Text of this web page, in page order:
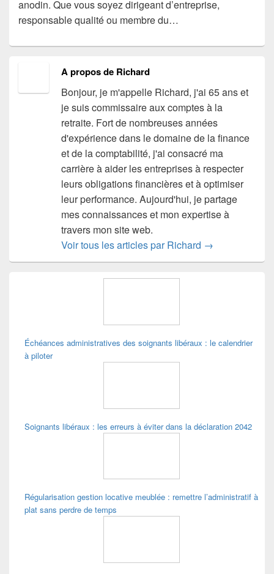
anodin. Que vous soyez dirigeant d’entreprise,
responsable qualité ou membre du…
A propos de Richard
Bonjour, je m'appelle Richard, j'ai 65 ans et
je suis commissaire aux comptes à la
retraite. Fort de nombreuses années
d'expérience dans le domaine de la finance
et de la comptabilité, j'ai consacré ma
carrière à aider les entreprises à respecter
leurs obligations financières et à optimiser
leur performance. Aujourd'hui, je partage
mes connaissances et mon expertise à
travers mon site web.
Voir tous les articles par Richard →
barre
latérale
Échéances administratives des soignants libéraux : le calendrier
à piloter
Soignants libéraux : les erreurs à éviter dans la déclaration 2042
Régularisation gestion locative meublée : remettre l’administratif à
plat sans perdre de temps